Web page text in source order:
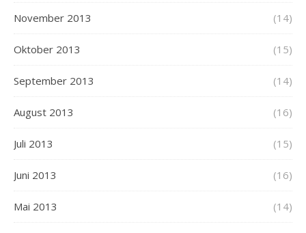
November 2013 (14)
Oktober 2013 (15)
September 2013 (14)
August 2013 (16)
Juli 2013 (15)
Juni 2013 (16)
Mai 2013 (14)